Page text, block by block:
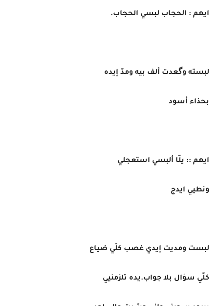
ايهم : الحجاب لبسي الحجاب.
لبسته وگعدت ألف بيه ومدّ إيده
بحذاء أسود
ايهم :: يلّا ألبسي استعجلي
ونطيي ايدج
لبست ومديت إيدي غصب كلّي ضياع
كلّي سؤال بلا جواب.يده تلزمنيي